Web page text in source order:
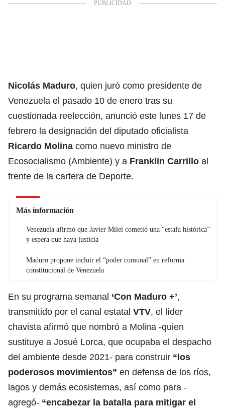
Nicolás Maduro, quien juró como presidente de
Venezuela el pasado 10 de enero tras su
cuestionada reelección, anunció este lunes 17 de
febrero la designación del diputado oficialista
Ricardo Molina como nuevo ministro de
Ecosocialismo (Ambiente) y a Franklin Carrillo al
frente de la cartera de Deporte.
Más información
Venezuela afirmó que Javier Milei cometió una “estafa histórica”
y espera que haya justicia
Maduro propone incluir el “poder comunal” en reforma
constitucional de Venezuela
En su programa semanal ‘Con Maduro +’,
transmitido por el canal estatal VTV, el líder
chavista afirmó que nombró a Molina -quien
sustituye a Josué Lorca, que ocupaba el despacho
del ambiente desde 2021- para construir “los
poderosos movimientos” en defensa de los ríos,
lagos y demás ecosistemas, así como para -
agregó- “encabezar la batalla para mitigar el